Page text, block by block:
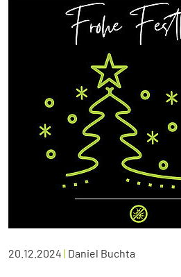
20.12.2024 | Daniel Buchta